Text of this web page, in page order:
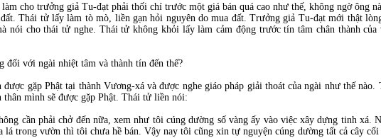
cho trưởng giả Tu-đạt phải thối chí trước một giá bán quá cao như thế, không ngờ ông
Thái tử lấy làm tò mò, liền gạn hỏi nguyên do mua đất. Trưởng giả Tu-đạt mới thật
nói cho thái tử nghe. Thái tử không khỏi lấy làm cảm động trước tín tâm chân thành
đối với ngài nhiệt tâm và thành tín đến thế?
gặp Phật tại thành Vương-xá và được nghe giáo pháp giải thoát của ngài như thế nào.
mình sẽ được gặp Phật. Thái tử liền nói:
cần phải chở đến nữa, xem như tôi cúng dường số vàng ấy vào việc xây dựng tinh xá.
lá trong vườn thì tôi chưa hề bán. Vậy nay tôi cũng xin tự nguyện cúng dường tất cả cây